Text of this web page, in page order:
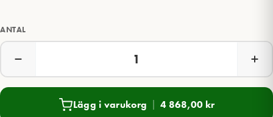
ANTAL
Lägg i varukorg 4 868,00 kr